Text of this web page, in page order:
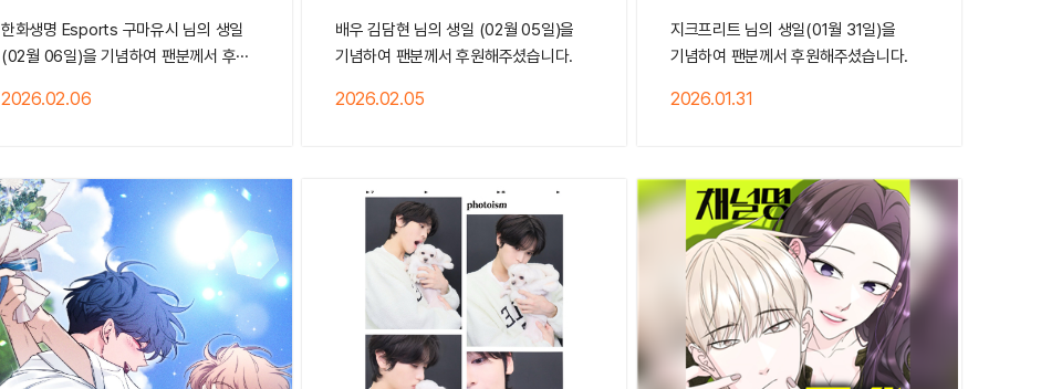
한화생명 Esports 구마유시 님의 생일
(02월 06일)을 기념하여 팬분께서 후···
2026.02.06
배우 김담현 님의 생일 (02월 05일)을
기념하여 팬분께서 후원해주셨습니다.
2026.02.05
지크프리트 님의 생일(01월 31일)을
기념하여 팬분께서 후원해주셨습니다.
2026.01.31